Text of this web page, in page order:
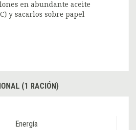
en abundante aceite
y sacarlos sobre papel
(1 RACIÓN)
Energía